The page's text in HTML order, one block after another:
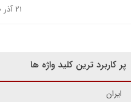
۲۱ آذر ۱۴۰۰
پر کاربرد ترین کلید واژه ها
ایران